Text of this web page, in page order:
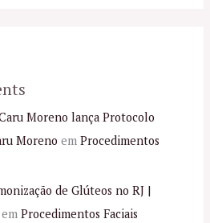
Moreno lança Protocolo
Moreno em Procedimentos
de Glúteos no RJ |
em Procedimentos Faciais